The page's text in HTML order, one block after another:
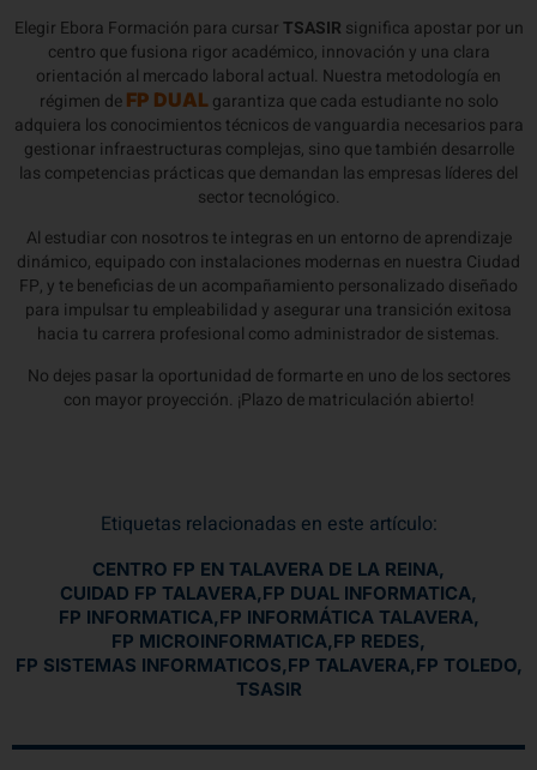
Elegir Ebora Formación para cursarTSASIR significa apostar por un
centro que fusiona rigor académico, innovación y una clara
orientación al mercado laboral actual. Nuestra metodología en
régimen deFP DUALgarantiza que cada estudiante no solo
adquiera los conocimientos técnicos de vanguardia necesarios para
gestionar infraestructuras complejas, sino que también desarrolle
las competencias prácticas que demandan las empresas líderes del
sector tecnológico.
Al estudiar con nosotros te integras en un entorno de aprendizaje
dinámico, equipado con instalaciones modernas en nuestra Ciudad
FP, y te beneficias de un acompañamiento personalizado diseñado
para impulsar tu empleabilidad y asegurar una transición exitosa
hacia tu carrera profesional como administrador de sistemas.
No dejes pasar la oportunidad de formarte en uno de los sectores
con mayor proyección. ¡Plazo de matriculación abierto!
Etiquetas relacionadas en este artículo:
CENTRO FP EN TALAVERA DE LA REINA,
CUIDAD FP TALAVERA,FP DUAL INFORMATICA,
FP INFORMATICA,FP INFORMÁTICA TALAVERA,
FP MICROINFORMATICA,FP REDES,
FP SISTEMAS INFORMATICOS,FP TALAVERA,FP TOLEDO,
TSASIR